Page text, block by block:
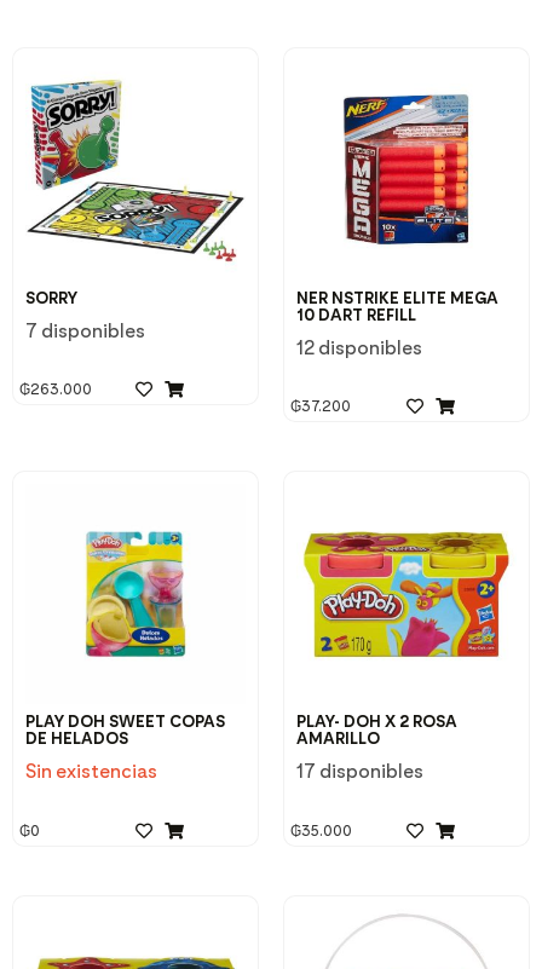
SORRY
7 disponibles
₲263.000
NER NSTRIKE ELITE MEGA
10 DART REFILL
12 disponibles
₲37.200
PLAY DOH SWEET COPAS
DE HELADOS
Sin existencias
₲0
PLAY- DOH X 2 ROSA
AMARILLO
17 disponibles
₲35.000